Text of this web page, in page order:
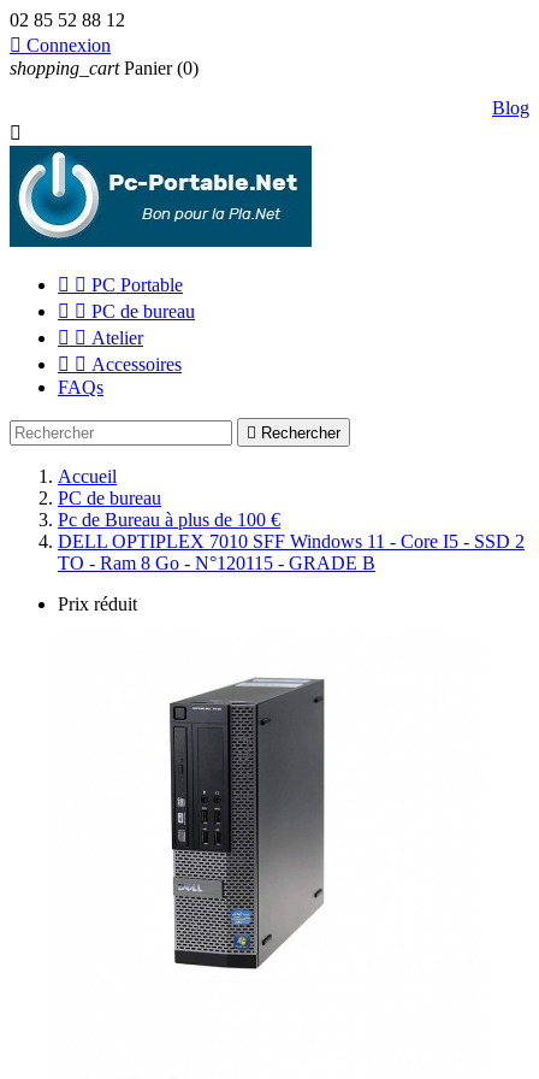
02 85 52 88 12
 Connexion
shopping_cart Panier (0)
Blog

  PC Portable
  PC de bureau
  Atelier
  Accessoires
FAQs
 Rechercher
Accueil
PC de bureau
Pc de Bureau à plus de 100 €
DELL OPTIPLEX 7010 SFF Windows 11 - Core I5 - SSD 2
TO - Ram 8 Go - N°120115 - GRADE B
Prix réduit